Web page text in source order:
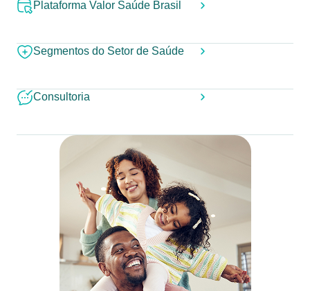
Plataforma Valor Saúde Brasil
Segmentos do Setor de Saúde
Consultoria